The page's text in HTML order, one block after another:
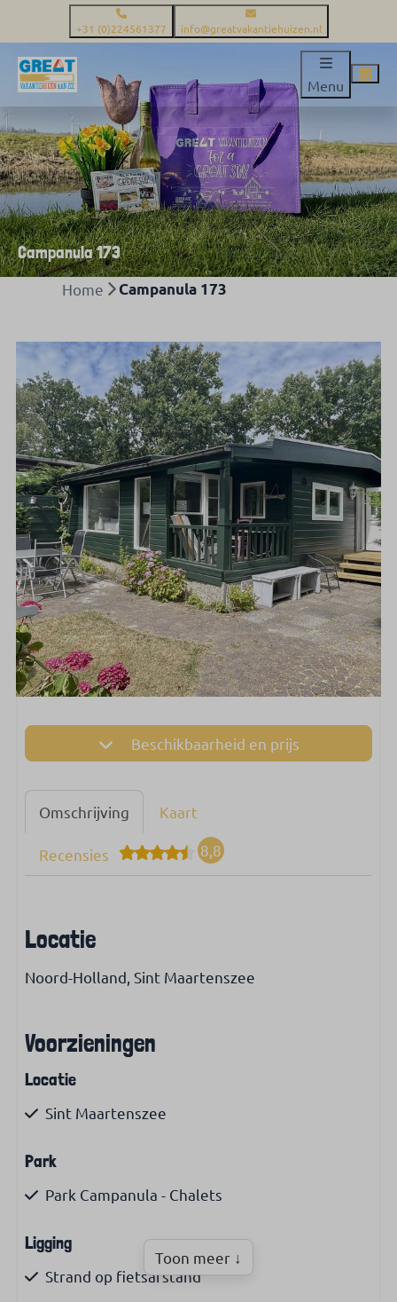
+31 (0)224561377 info@greatvakantiehuizen.nl
Menu
Campanula 173
Home Campanula 173
Beschikbaarheid en prijs
Omschrijving Kaart
Recensies 8,8
Locatie
Noord-Holland, Sint Maartenszee
Voorzieningen
Locatie
Sint Maartenszee
Park
Park Campanula - Chalets
Ligging
Strand op fietsafstand
Toon meer ↓